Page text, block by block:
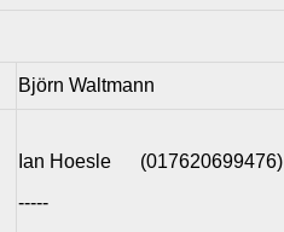
Björn Waltmann
Ian Hoesle (017620699476)
-----